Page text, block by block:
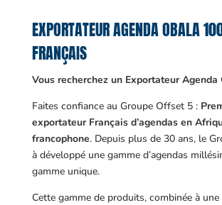
EXPORTATEUR AGENDA OBALA
FRANÇAIS
Vous recherchez un Exportateur Agenda
Faites confiance au Groupe Offset 5 :
exportateur Français d’agendas en
francophone. Depuis plus de 30 ans, le
à développé une gamme d’agendas
gamme unique.
Cette gamme de produits, combinée à une